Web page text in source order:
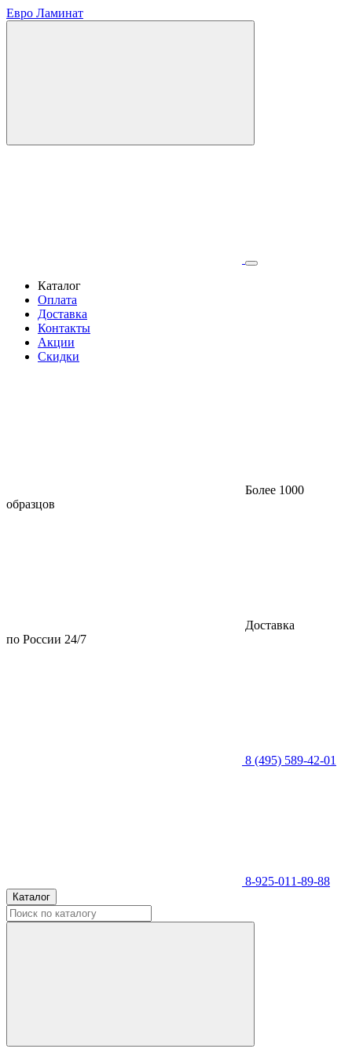
Евро Ламинат
Каталог
Оплата
Доставка
Контакты
Акции
Скидки
Более 1000
образцов
Доставка
по России 24/7
8 (495) 589-42-01
8-925-011-89-88
Каталог